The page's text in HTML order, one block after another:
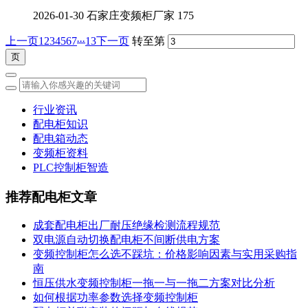
2026-01-30 石家庄变频柜厂家 175
上一页1 234567...13下一页 转至第
行业资讯
配电柜知识
配电箱动态
变频柜资料
PLC控制柜智造
推荐配电柜文章
成套配电柜出厂耐压绝缘检测流程规范
双电源自动切换配电柜不间断供电方案
变频控制柜怎么选不踩坑：价格影响因素与实用采购指
南
恒压供水变频控制柜一拖一与一拖二方案对比分析
如何根据功率参数选择变频控制柜